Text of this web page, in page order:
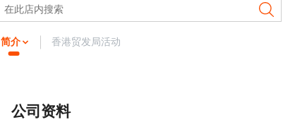
简介 香港贸发局活动
公司资料